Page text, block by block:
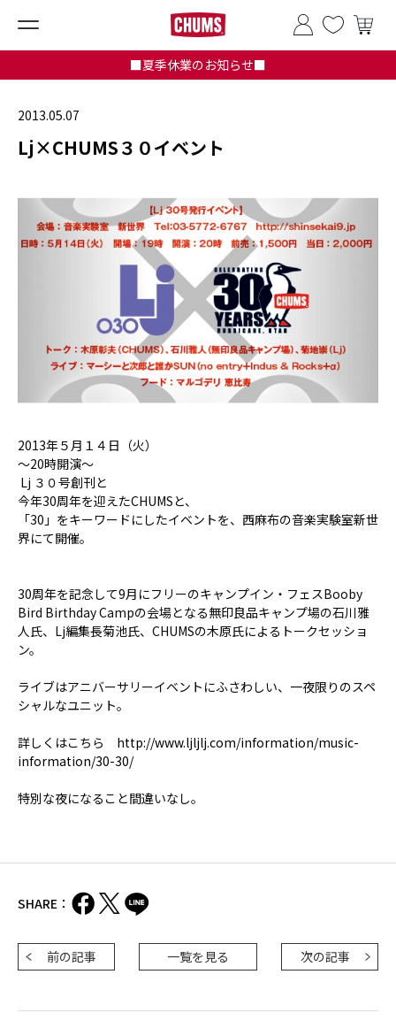
■夏季休業のお知らせ■
2013.05.07
Lj×CHUMS３０イベント
2013年５月１４日（火）
～20時開演～
Lj ３０号創刊と
今年30周年を迎えたCHUMSと、
「30」をキーワードにしたイベントを、西麻布の音楽実験室新世
界にて開催。
30周年を記念して9月 にフリーのキャンプイン・フェスBooby
Bird Birthday Campの会場となる無印良品キャンプ場の石川雅
人氏、Lj編集長菊池氏、CHUMSの木原氏によるトークセッショ
ン。
ライブはアニバーサリーイベントにふさわしい、一夜限りのスペ
シャルなユニット。
詳しくはこちら http://www.ljljlj.com/information/music-
information/30-30/
特別な夜になること間違いなし。
SHARE：
前の記事 一覧を見る 次の記事